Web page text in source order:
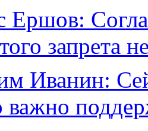
Ершов:
запрета
Иванин:
важно